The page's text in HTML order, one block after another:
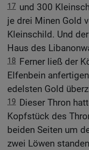
17 und 300
je drei Minen Gold
Kleinschild. Und
Haus des
18 Ferner ließ der
Elfenbein
edelsten Gold
19 Dieser Thron
Kopfstück des
beiden Seiten um
zwei Löwen